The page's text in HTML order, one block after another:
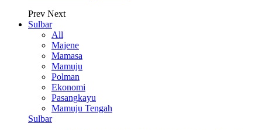
Prev Next
Sulbar
All
Majene
Mamasa
Mamuju
Polman
Ekonomi
Pasangkayu
Mamuju Tengah
Sulbar